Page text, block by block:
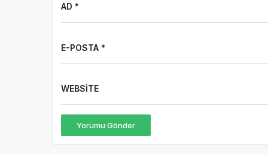
AD *
E-POSTA *
WEBSITE
Yorumu Gönder